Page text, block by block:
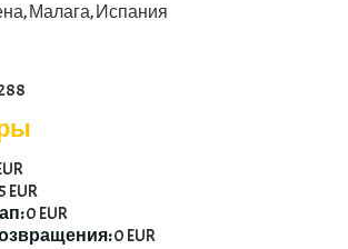
Малага, Испания
EUR
0 EUR
0 EUR